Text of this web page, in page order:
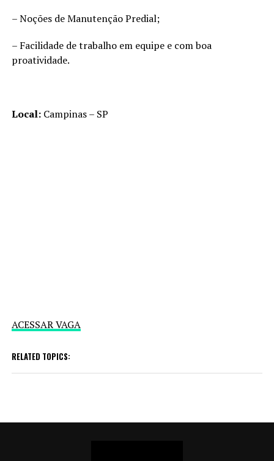
– Noções de Manutenção Predial;
– Facilidade de trabalho em equipe e com boa
proatividade.
Local:Campinas – SP
ACESSAR VAGA
RELATED TOPICS: